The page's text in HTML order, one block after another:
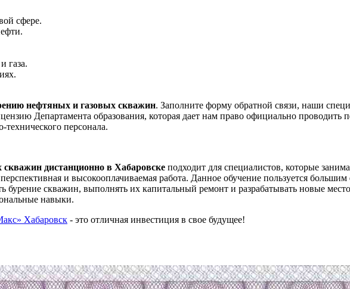
сфере.
газа.
нефтяных и газовых скважин. Заполните форму обратной связи, наши
Департамента образования, которая дает нам право официально проводить
персонала.
скважин дистанционно в Хабаровске подходит для специалистов, которые
и высокооплачиваемая работа. Данное обучение пользуется
скважин, выполнять их капитальный ремонт и разрабатывать новые
навыки.
Хабаровск - это отличная инвестиция в свое будущее!